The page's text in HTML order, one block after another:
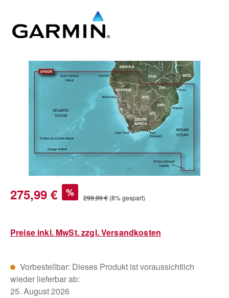
Bildergalerie überspringen
Verkaufspreis:
275,99 € % Regulärer Preis:
299,99 € (8% gespart)
Preise inkl. MwSt. zzgl. Versandkosten
Vorbestellbar: Dieses Produkt ist voraussichtlich
wieder lieferbar ab:
25. August 2026